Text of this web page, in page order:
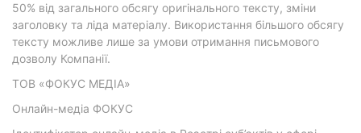
50% від загального обсягу оригінального тексту, зміни
заголовку та ліда матеріалу. Використання більшого обсягу
тексту можливе лише за умови отримання письмового
дозволу Компанії.
ТОВ «ФОКУС МЕДІА»
Онлайн-медіа ФОКУС